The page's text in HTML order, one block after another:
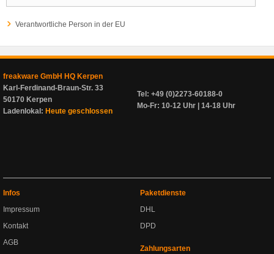
Verantwortliche Person in der EU
freakware GmbH HQ Kerpen
Karl-Ferdinand-Braun-Str. 33
50170 Kerpen
Ladenlokal: Heute geschlossen
Tel: +49 (0)2273-60188-0
Mo-Fr: 10-12 Uhr | 14-18 Uhr
Infos
Impressum
Kontakt
AGB
Paketdienste
DHL
DPD
Zahlungsarten